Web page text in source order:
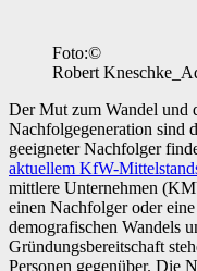
Foto:©
Robert
Der Mut zum Wandel und
Nachfolgegeneration sind
geeigneter Nachfolger
aktuellem KfW-
mittlere Unternehmen
einen Nachfolger oder
demografischen Wandels
Gründungsbereitschaft
Personen gegenüber. Die